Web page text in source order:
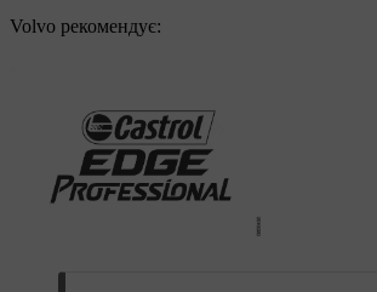
Volvo рекомендує: